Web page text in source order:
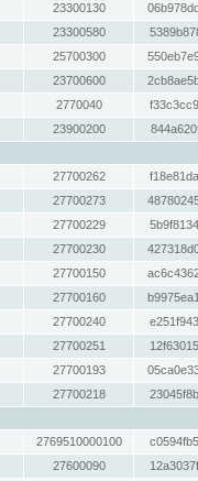
23300130
23300580
25700300
23700600
2770040
23900200
27700262
27700273
27700229
27700230
27700150
27700160
27700240
27700251
27700193
27700218
2769510000100
27600090